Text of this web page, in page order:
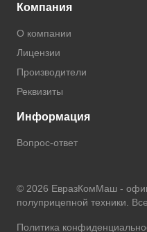
Компания
О компании
Лицензии
Производители
Реквизиты
Информация
Вопрос-ответ
© 2026 ЕвразКомМаш -
полуприцепной техники .
Политика